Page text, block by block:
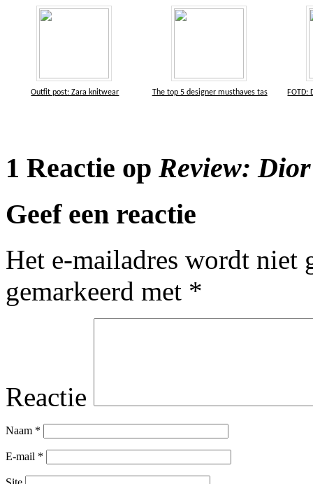
Outfit post: Zara knitwear The top 5 designer musthaves tas FOTD:
1 Reactie op Review:
Geef een reactie
Het e-mailadres wordt niet
gemarkeerd met *
Reactie
Naam *
E-mail *